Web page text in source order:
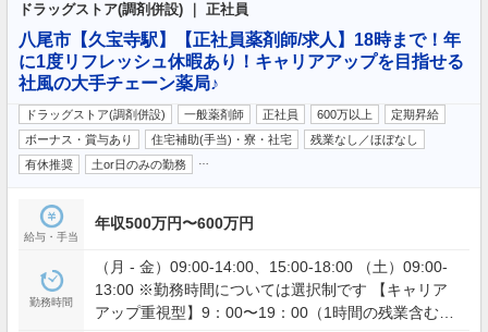
ドラッグストア(調剤併設) ｜ 正社員
八尾市【久宝寺駅】【正社員薬剤師/求人】18時まで！年
に1度リフレッシュ休暇あり！キャリアアップを目指せる
社風の大手チェーン薬局♪
ドラッグストア(調剤併設) 一般薬剤師 正社員 600万以上
定期昇給
ボーナス・賞与あり
住宅補助(手当)・寮・社宅
残業なし／ほぼなし
有休推奨
土or日のみの勤務
給与・手当
年収500万円〜600万円
勤務時間
（月 - 金）09:00-14:00、15:00-18:00 （土）09:00-
13:00 ※勤務時間については選択制です 【キャリア
アップ重視型】9：00〜19：00（1時間の残業含む）